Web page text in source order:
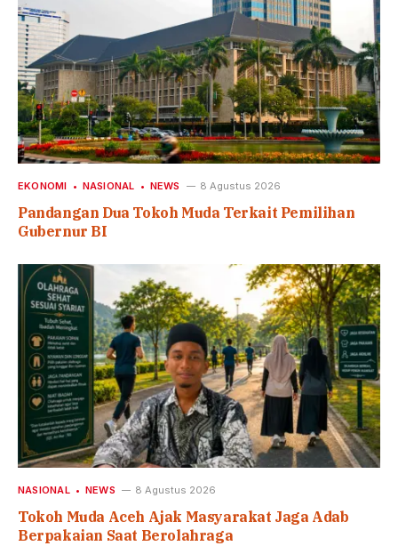
EKONOMI NASIONAL NEWS 8 Agustus 2026
Pandangan Dua Tokoh Muda Terkait Pemilihan
Gubernur BI
NASIONAL NEWS 8 Agustus 2026
Tokoh Muda Aceh Ajak Masyarakat Jaga Adab
Berpakaian Saat Berolahraga